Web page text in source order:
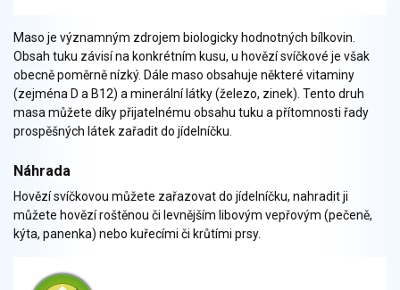
Zelenina
Brambory, luštěniny, houby
Sladkosti, slané výrobky
Zmrzliny
Ochucovadla, přísady, sladidla
Sušené směsi
Polotovary, hotové pokrmy
Proteinové výrobky, doplňky stravy
Nápoje nealkoholické
Restaurace, jídelny, hotová jídla
Maso je významným zdrojem biologicky hodnotných bílkovin.
Obsah tuku závisí na konkrétním kusu, u hovězí svíčkové je však
obecně poměrně nízký. Dále maso obsahuje některé vitaminy
(zejména D a B12) a minerální látky (železo, zinek). Tento druh
masa můžete díky přijatelnému obsahu tuku a přítomnosti řady
prospěšných látek zařadit do jídelníčku.
Náhrada
Hovězí svíčkovou můžete zařazovat do jídelníčku, nahradit ji
můžete hovězí roštěnou či levnějším libovým vepřovým (pečeně,
kýta, panenka) nebo kuřecími či krůtími prsy.